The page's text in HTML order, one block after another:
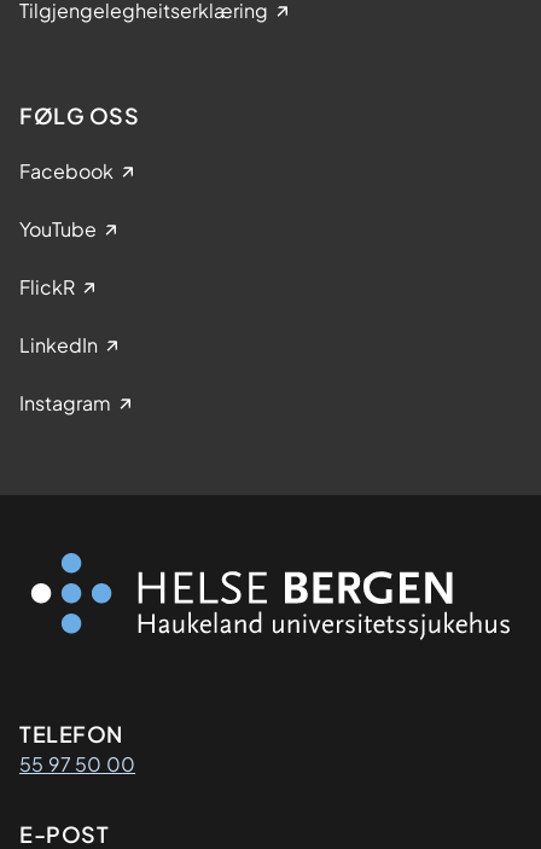
Tilgjengelegheitserklæring
FØLG OSS
Facebook
YouTube
FlickR
LinkedIn
Instagram
Kontaktinformasjon
TELEFON
55 97 50 00
E-POST